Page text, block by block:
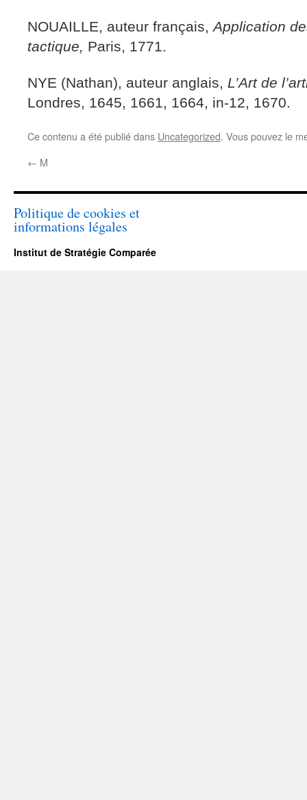
NOUAILLE, auteur français,Application
tactique, Paris, 1771.
NYE (Nathan), auteur anglais, L’Art de
Londres, 1645, 1661, 1664, in-12, 1670.
Ce contenu a été publié dans Uncategorized. Vous pouvez le
← M
Politique de cookies et
informations légales
Institut de Stratégie Comparée